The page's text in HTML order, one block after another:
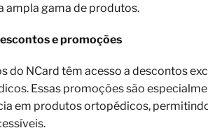
ampla gama de produtos.
e promoções
do NCard têm acesso a descontos
Essas promoções são
em produtos ortopédicos,